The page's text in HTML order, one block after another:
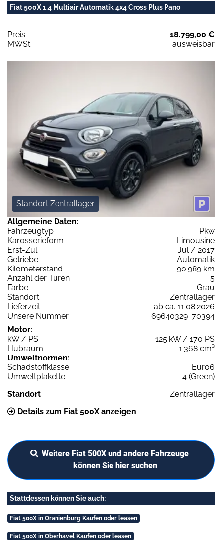
Fiat 500X 1.4 Multiair Automatik 4x4 Cross Plus Pano
Preis:
18.799,00 €
MWSt:
ausweisbar
Standort Zentrallager
Allgemeine Daten:
Fahrzeugtyp
Pkw
Karosserieform
Limousine
Erst-Zul.
Jul / 2017
Getriebe
Automatik
Kilometerstand
90.989 km
Anzahl der Türen
5
Farbe
Grau
Standort
Zentrallager
Lieferzeit
ab ca. 11.08.2026
Unsere Nummer
69640329_70394
Motor:
kW / PS
125 kW / 170 PS
Hubraum
1.368 cm³
Umweltnormen:
Schadstoffklasse
Euro6
Umweltplakette
4 (Green)
Standort
Zentrallager
Details zum Fiat 500X anzeigen
Weitere Fiat 500X und andere Fahrzeuge
können Sie hier suchen
Stattdessen können Sie auch:
Fiat 500X in Oranienburg Kaufen oder leasen
Fiat 500X in Oberhavel Kaufen oder leasen